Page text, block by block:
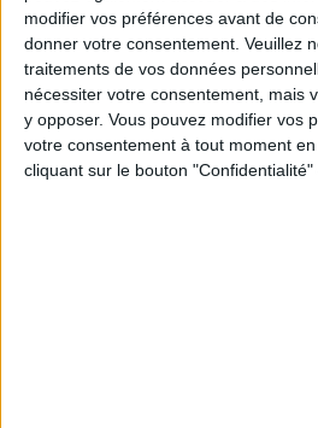
modifier vos préférences avant de
donner votre consentement. Veuillez
traitements de vos données
nécessiter votre consentement, mais
y opposer. Vous pouvez modifier vos
votre consentement à tout moment
cliquant sur le bouton "Confidentialité"
Peut-on remplacer la viande
Consultation diététique